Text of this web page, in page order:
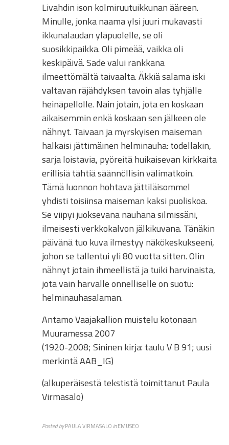
Livahdin ison kolmiruutuikkunan ääreen.
Minulle, jonka naama ylsi juuri mukavasti
ikkunalaudan yläpuolelle, se oli
suosikkipaikka. Oli pimeää, vaikka oli
keskipäivä. Sade valui rankkana
ilmeettömältä taivaalta. Äkkiä salama iski
valtavan räjähdyksen tavoin alas tyhjälle
heinäpellolle. Näin jotain, jota en koskaan
aikaisemmin enkä koskaan sen jälkeen ole
nähnyt. Taivaan ja myrskyisen maiseman
halkaisi jättimäinen helminauha: todellakin,
sarja loistavia, pyöreitä huikaisevan kirkkaita
erillisiä tähtiä säännöllisin välimatkoin.
Tämä luonnon hohtava jättiläisommel
yhdisti toisiinsa maiseman kaksi puoliskoa.
Se viipyi juoksevana nauhana silmissäni,
ilmeisesti verkkokalvon jälkikuvana. Tänäkin
päivänä tuo kuva ilmestyy näkökeskukseeni,
johon se tallentui yli 80 vuotta sitten. Olin
nähnyt jotain ihmeellistä ja tuiki harvinaista,
jota vain harvalle onnelliselle on suotu:
helminauhasalaman.
Antamo Vaajakallion muistelu kotonaan
Muuramessa 2007
(1920-2008; Sininen kirja: taulu V B 91; uusi
merkintä AAB_IG)
(alkuperäisestä tekstistä toimittanut Paula
Virmasalo)
Posted byPAULA VIRMASALO inEMUSEO